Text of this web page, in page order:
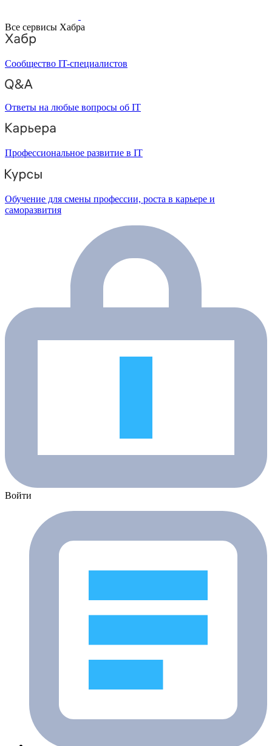
Все сервисы Хабра
Сообщество IT-специалистов
Ответы на любые вопросы об IT
Профессиональное развитие в IT
Обучение для смены профессии, роста в карьере и
саморазвития
Войти